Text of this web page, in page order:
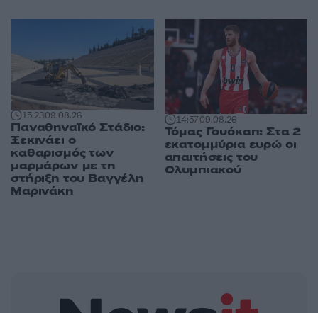
15:2309.08.26
Παναθηναϊκό Στάδιο:
Ξεκινάει ο
καθαρισμός των
μαρμάρων με τη
στήριξη του Βαγγέλη
Μαρινάκη
14:5709.08.26
Τόμας Γουόκαπ: Στα 2
εκατομμύρια ευρώ οι
απαιτήσεις του
Ολυμπιακού